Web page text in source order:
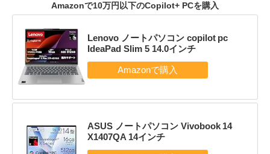
Amazonで10万円以下のCopilot+ PCを購入
Lenovo ノートパソコン copilot pc
IdeaPad Slim 5 14.0インチ
ASUS ノートパソコン Vivobook 14
X1407QA 14インチ